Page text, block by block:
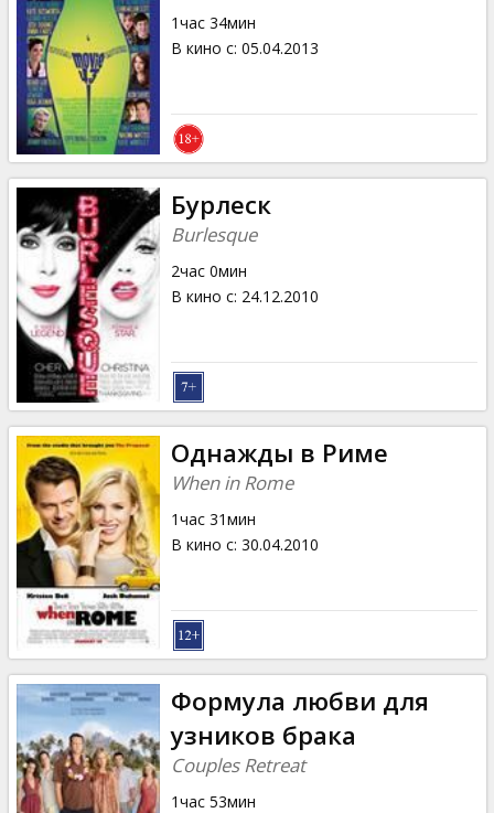
1час 34мин
В кино с: 05.04.2013
Бурлеск
Burlesque
2час 0мин
В кино с: 24.12.2010
Однажды в Риме
When in Rome
1час 31мин
В кино с: 30.04.2010
Формула любви для
узников брака
Couples Retreat
1час 53мин